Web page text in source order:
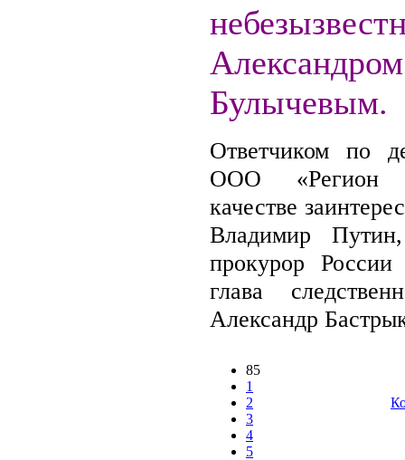
Александром
Булычевым.
Ответчиком по
ООО «Регион
качестве
Владимир
прокурор
глава
Александр
85
1
2
3
4
5